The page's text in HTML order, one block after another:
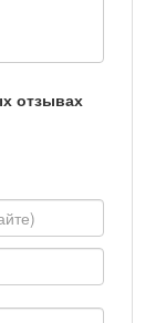
отзывах